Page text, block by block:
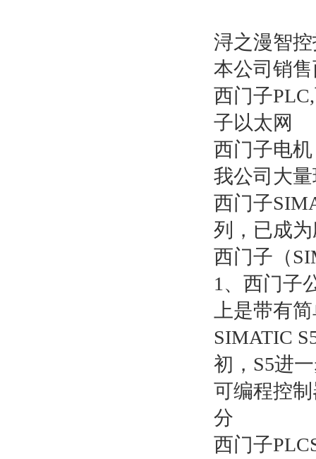
浔之漫智
本公司销
西门子
子以太网
西门子电
我公司大
西门子
列，已成
西门子（
1、西门子
上是带有
SIMATIC
初，S5进
可编程控
分
西门子